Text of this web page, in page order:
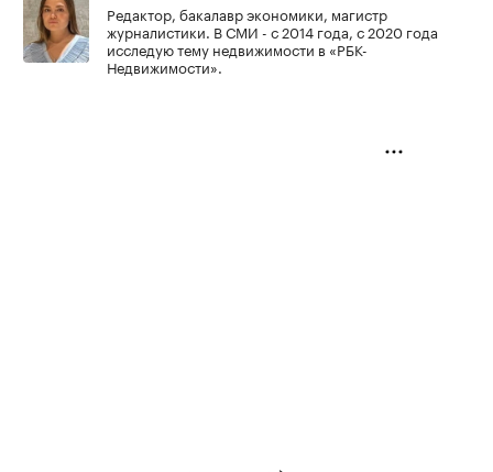
Редактор, бакалавр экономики, магистр
журналистики. В СМИ - с 2014 года, с 2020 года
исследую тему недвижимости в «РБК-
Недвижимости».